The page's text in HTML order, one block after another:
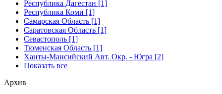
Республика Дагестан [1]
Республика Коми [1]
Самарская Область [1]
Саратовская Область [1]
Севастополь [1]
Тюменская Область [1]
Ханты-Мансийский Авт. Окр. - Югра [2]
Показать все
Архив